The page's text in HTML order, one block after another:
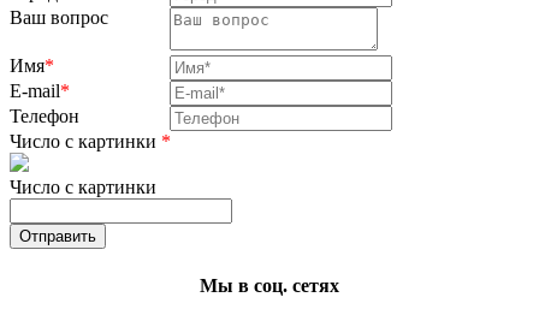
Ваш вопрос
Имя*
E-mail*
Телефон
Число с картинки *
Число с картинки
Мы в соц. сетях